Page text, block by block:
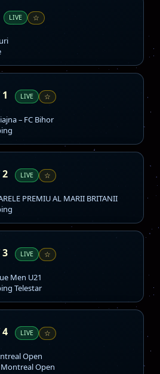
LIVE ☆
LIVE ☆
– FC Bihor
2 LIVE ☆
PREMIU AL MARII BRITANII
3 LIVE ☆
Men U21
Telestar
4 LIVE ☆
Open
Montreal Open